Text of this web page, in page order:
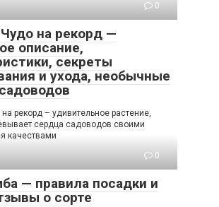
0
на рекорд —
описание,
секреты
и ухода, необычные
рекорд – удивительное растение,
сердца садоводов своими
качествами
0
— правила посадки и
о сорте